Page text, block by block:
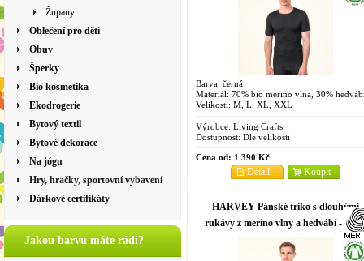
Župany
Oblečení pro děti
Obuv
Šperky
Bio kosmetika
Ekodrogerie
Bytový textil
Bytové dekorace
Na jógu
Hry, hračky, sportovní vybavení
Dárkové certifikáty
Jakou barvu máte rádi?
Barva: černá
Materiál: 70% bio merino vlna, 30%
Velikosti: M, L, XL, XXL
Výrobce: Living Crafts
Dostupnost: Dle velikosti
Cena od: 1 390 Kč
Koupit
Detail
HARVEY Pánské triko s dlouhými
rukávy z merino vlny a hedvábí -